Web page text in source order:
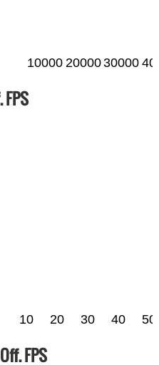
10000 2000030000
10 20 30 40 50
FPS